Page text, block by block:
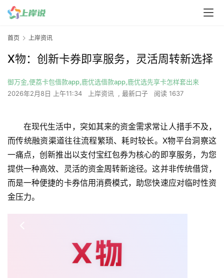
首页 上岸资讯
X物：创新卡券即享服务，灵活周转新选择
御万金,便荔卡包借款app,鹿优选借款app,鹿优选先享卡怎样套出来
2026年2月8日 上午11:34
上岸资讯 , 最新口子 阅读 1637
在现代生活中，突如其来的资金需求常让人措手不及，
而传统融资渠道往往流程繁琐、耗时较长。X物平台洞察这
一痛点，创新推出以支付宝红包券为核心的即享服务，为您
提供一种高效、灵活的资金周转新途径。这并非传统借贷，
而是一种便捷的卡券信用消费模式，助您快速应对临时性资
金压力。